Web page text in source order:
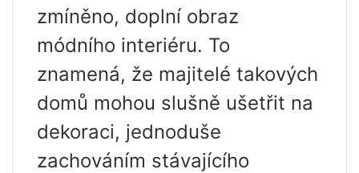
zmíněno, doplní obraz
módního interiéru. To
znamená, že majitelé takových
domů mohou slušně ušetřit na
dekoraci, jednoduše
zachováním stávajícího